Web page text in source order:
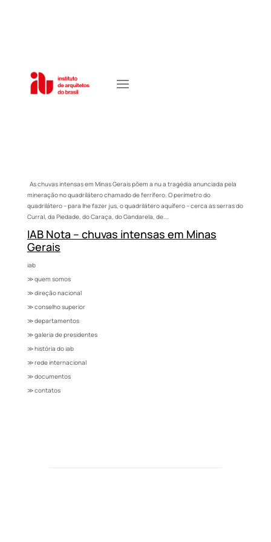
IAB Nota – chuvas intensas em Minas
Gerais
As chuvas intensas em Minas Gerais põem a nu a tragédia anunciada pela
mineração no quadrilátero chamado de ferrífero. O perímetro do
quadrilátero – para lhe fazer jus, o quadrilátero aquífero – cerca as serras do
Curral, da Piedade, do Caraça, do Gandarela, de...
iab
≫ quem somos
≫ direção nacional
≫ conselho superior
≫ departamentos
≫ galeria de presidentes
≫ história do iab
≫ rede internacional
≫ documentos
≫ contatos